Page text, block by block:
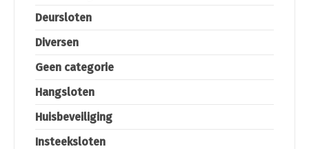
Deursloten
Diversen
Geen categorie
Hangsloten
Huisbeveiliging
Insteeksloten